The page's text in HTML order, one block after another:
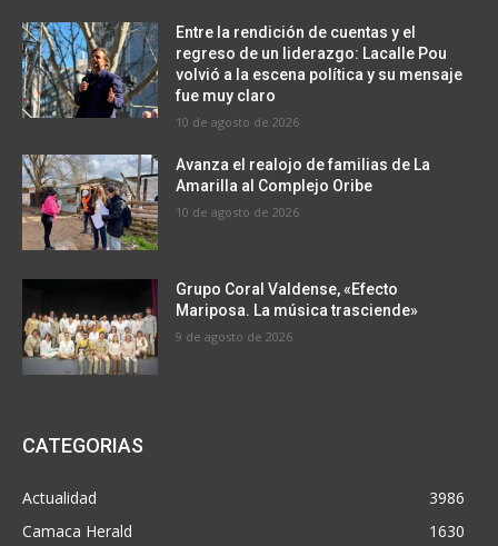
Entre la rendición de cuentas y el
regreso de un liderazgo: Lacalle Pou
volvió a la escena política y su mensaje
fue muy claro
10 de agosto de 2026
Avanza el realojo de familias de La
Amarilla al Complejo Oribe
10 de agosto de 2026
Grupo Coral Valdense, «Efecto
Mariposa. La música trasciende»
9 de agosto de 2026
CATEGORIAS
Actualidad
3986
Camaca Herald
1630